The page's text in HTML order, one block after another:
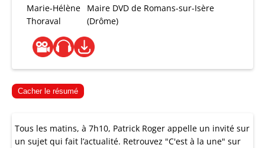
Marie-Hélène
Thoraval
Maire DVD de Romans-sur-Isère
(Drôme)
Cacher le résumé
Tous les matins, à 7h10, Patrick Roger appelle un invité sur
un sujet qui fait l’actualité. Retrouvez "C'est à la une" sur